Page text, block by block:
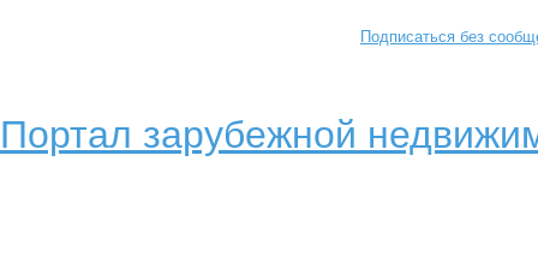
Подписаться без
Портал зарубежной